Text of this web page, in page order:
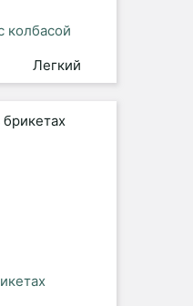
колбасой
Легкий